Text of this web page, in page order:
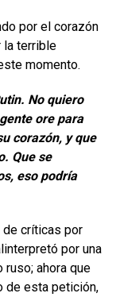
por el corazón
la terrible
momento.
No quiero
ore para
corazón, y que
Que se
eso podría
críticas por
por una
ahora que
de esta petición,